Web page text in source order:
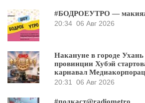
#БОДРОЕУТРО —
20:34 06 Авг 2026
Накануне в городе
провинции Хубэй
карнавал
20:31
06 Авг 2026
#подкаст@radiometro